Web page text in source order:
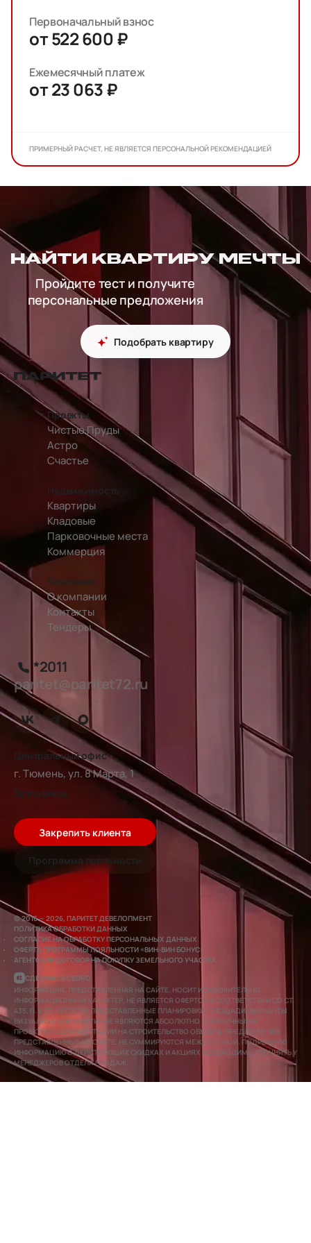
Первоначальный взнос
от 522 600 ₽
Ежемесячный платеж
от 23 063 ₽
ПРИМЕРНЫЙ РАСЧЕТ, НЕ ЯВЛЯЕТСЯ ПЕРСОНАЛЬНОЙ РЕКОМЕНДАЦИЕЙ
НАЙТИ КВАРТИРУ МЕЧТЫ
Пройдите тест и получите
персональные предложения
Подобрать квартиру
перейти на главную страницу
Проекты
Чистые Пруды
Астро
Счастье
Недвижимость
Квартиры
Кладовые
Парковочные места
Коммерция
Компания
О компании
Контакты
Тендеры
*2011
paritet@paritet72.ru
Центральный офис
г. Тюмень, ул. 8 Марта, 1
Все офисы
Закрепить клиента
Программа лояльности
© 2016 — 2026, ПАРИТЕТ ДЕВЕЛОПМЕНТ
ПОЛИТИКА ОБРАБОТКИ ДАННЫХ
СОГЛАСИЕ НА ОБРАБОТКУ ПЕРСОНАЛЬНЫХ ДАННЫХ
ОФЕРТА ПРОГРАММЫ ЛОЯЛЬНОСТИ «ВИН-ВИН БОНУС»
АГЕНТСКИЙ ДОГОВОР НА ПОКУПКУ ЗЕМЕЛЬНОГО УЧАСТКА
СДЕЛАНО В CEDRO
ИНФОРМАЦИЯ, ПРЕДСТАВЛЕННАЯ НА САЙТЕ, НОСИТ ИСКЛЮЧИТЕЛЬНО
ИНФОРМАЦИОННЫЙ ХАРАКТЕР, НЕ ЯВЛЯЕТСЯ ОФЕРТОЙ В СООТВЕТСТВИИ СО СТ.
435, П. 2 СТ. 437 ГК РФ. ПРЕДСТАВЛЕННЫЕ ПЛАНИРОВКИ, ПЛОЩАДИ, ВАРИАНТЫ
ВИЗУАЛИЗАЦИИ КВАРТИР НЕ ЯВЛЯЮТСЯ АБСОЛЮТНО ИДЕНТИЧНЫМИ
ПРОЕКТНОЙ ДОКУМЕНТАЦИИ НА СТРОИТЕЛЬСТВО ОБЪЕКТА. ПРЕДЛОЖЕНИЯ,
ПРЕДСТАВЛЕННЫЕ НА САЙТЕ, НЕ СУММИРУЮТСЯ МЕЖДУ СОБОЙ. ПОДРОБНУЮ
ИНФОРМАЦИЮ О ДЕЙСТВУЮЩИХ СКИДКАХ И АКЦИЯХ НЕОБХОДИМО УТОЧНЯТЬ У
МЕНЕДЖЕРОВ ОТДЕЛА ПРОДАЖ.